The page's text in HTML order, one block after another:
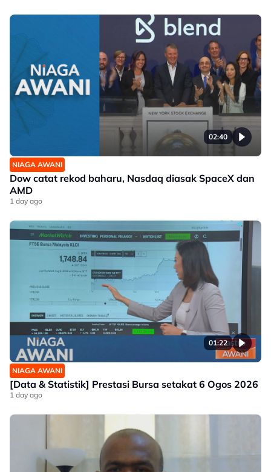
02:40
NIAGA AWANI
Dow catat rekod baharu, Nasdaq diasak SpaceX dan
AMD
1 day ago
01:22
NIAGA AWANI
[Data & Statistik] Prestasi Bursa setakat 6 Ogos 2026
1 day ago